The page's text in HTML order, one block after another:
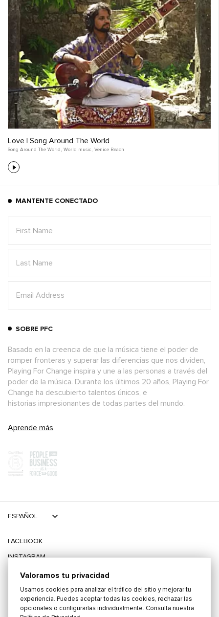
Love | Song Around The World
Song Around The World , World music , Venice Beach
MANTENTE CONECTADO
SOBRE PFC
Basado en la creencia de que la música tiene el poder de
romper fronteras y superar las diferencias que nos dividen,
Playing For Change inspira y une a las personas a través del
poder de la música. Durante los últimos 20 años, Playing For
Change ha descubierto talentos únicos, e
historias impresionantes de todas partes del mundo.
Aprende más
FACEBOOK
INSTAGRAM
TIKTOK
TWITTER
ESPAÑOL
Valoramos tu privacidad
Usamos cookies para analizar el tráfico del sitio y mejorar tu
experiencia. Puedes aceptar todas las cookies, rechazar las
opcionales o configurarlas individualmente. Consulta nuestra